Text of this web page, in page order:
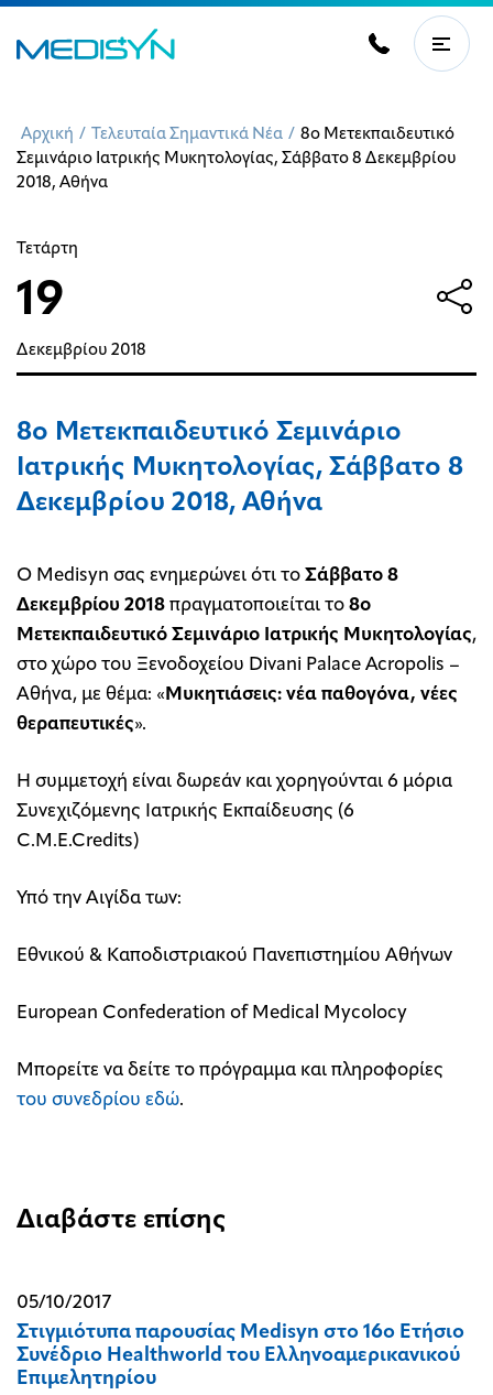
Αρχική / Τελευταία Σημαντικά Νέα / 8o Μετεκπαιδευτικό
Σεμινάριο Ιατρικής Μυκητολογίας, Σάββατο 8 Δεκεμβρίου
2018, Αθήνα
Τετάρτη
19
Δεκεμβρίου 2018
8o Μετεκπαιδευτικό Σεμινάριο
Ιατρικής Μυκητολογίας, Σάββατο 8
Δεκεμβρίου 2018, Αθήνα
O Medisyn σας ενημερώνει ότι το Σάββατο 8
Δεκεμβρίου 2018 πραγματοποιείται το 8ο
Μετεκπαιδευτικό Σεμινάριο Ιατρικής Μυκητολογίας,
στο χώρο του Ξενοδοχείου Divani Palace Acropolis –
Αθήνα, με θέμα: « Μυκητιάσεις: νέα παθογόνα, νέες
θεραπευτικές».
H συμμετοχή είναι δωρεάν και χορηγούνται 6 μόρια
Συνεχιζόμενης Ιατρικής Εκπαίδευσης (6
C.M.E.Credits)
Υπό την Αιγίδα των:
Εθνικού & Καποδιστριακού Πανεπιστημίου Αθήνων
European Confederation of Medical Mycolocy
Μπορείτε να δείτε το πρόγραμμα και πληροφορίες
του συνεδρίου εδώ.
Διαβάστε επίσης
05/10/2017
Στιγμιότυπα παρουσίας Medisyn στο 16ο Ετήσιο
Συνέδριο Healthworld του Ελληνοαμερικανικού
Επιμελητηρίου